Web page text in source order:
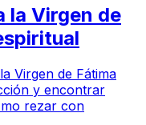
la Virgen de
Virgen de Fátima
y encontrar
rezar con